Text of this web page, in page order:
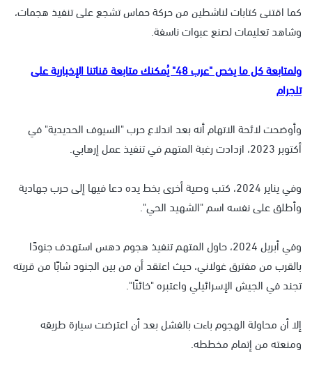
كما اقتنى كتابات لناشطين من حركة حماس تشجع على تنفيذ هجمات،
وشاهد تعليمات لصنع عبوات ناسفة.
ولمتابعة كل ما يخص "عرب 48" يُمكنك متابعة قناتنا الإخبارية على
تلجرام
وأوضحت لائحة الاتهام أنه بعد اندلاع حرب "السيوف الحديدية" في
أكتوبر 2023، ازدادت رغبة المتهم في تنفيذ عمل إرهابي.
وفي يناير 2024، كتب وصية أخرى بخط يده دعا فيها إلى حرب جهادية
وأطلق على نفسه اسم "الشهيد الحي".
وفي أبريل 2024، حاول المتهم تنفيذ هجوم دهس استهدف جنودًا
بالقرب من مفترق غولاني، حيث اعتقد أن من بين الجنود شابًا من قريته
تجند في الجيش الإسرائيلي واعتبره "خائنًا".
إلا أن محاولة الهجوم باءت بالفشل بعد أن اعترضت سيارة طريقه
ومنعته من إتمام مخططه.